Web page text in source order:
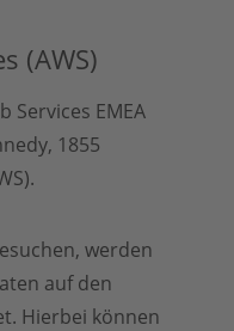
(AWS)
Services EMEA
1855
werden
auf den
Hierbei können